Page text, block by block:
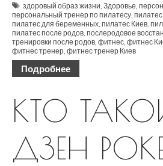
здоровый образ жизни, Здоровье,
персональный тренер по пилатесу,
пилатес для беременных, пилатес Киев,
пилатес после родов, послеродовое
тренировки после родов, фитнес, фитнес
фитнес тренер, фитнес тренер Киев
Подробнее
КТО
ДЗЕН